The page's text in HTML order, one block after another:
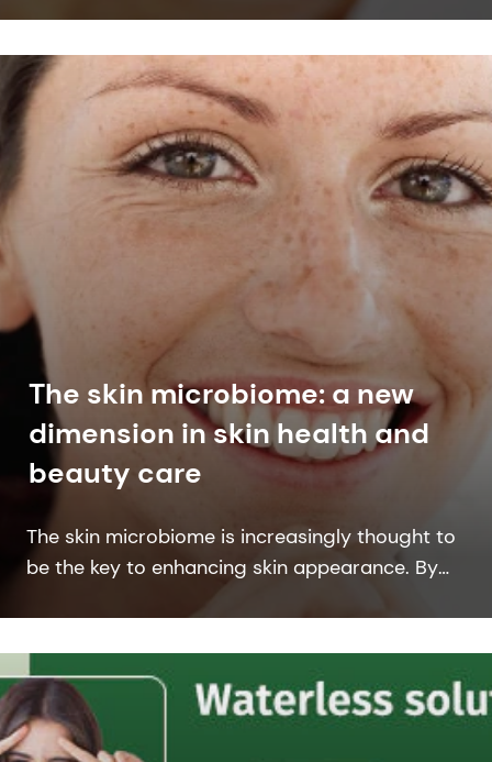
non-invasive solutions.
The skin microbiome: a new
dimension in skin health and
beauty care
The skin microbiome is increasingly thought to
be the key to enhancing skin appearance. By
combining our expertise in microbiology and
skin microbiome personal care solutions.